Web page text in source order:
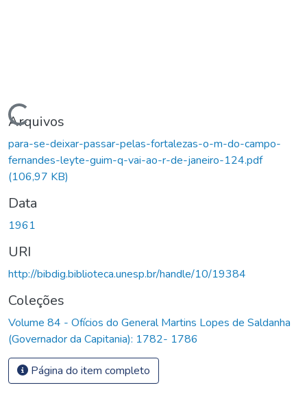
Carregando...
Arquivos
para-se-deixar-passar-pelas-fortalezas-o-m-do-campo-
fernandes-leyte-guim-q-vai-ao-r-de-janeiro-124.pdf
(106,97 KB)
Data
1961
URI
http://bibdig.biblioteca.unesp.br/handle/10/19384
Coleções
Volume 84 - Ofícios do General Martins Lopes de Saldanha
(Governador da Capitania): 1782- 1786
Página do item completo